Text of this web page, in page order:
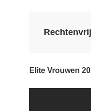
Via de knop
Elite Vrouwen